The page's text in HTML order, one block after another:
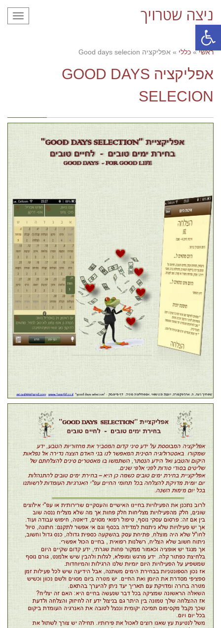
פתח סרגל נגישות
ניצה שטרויך
ראשי » כללי » אפליקציה Good days selecion
אפליקציה GOOD DAYS
SELECION